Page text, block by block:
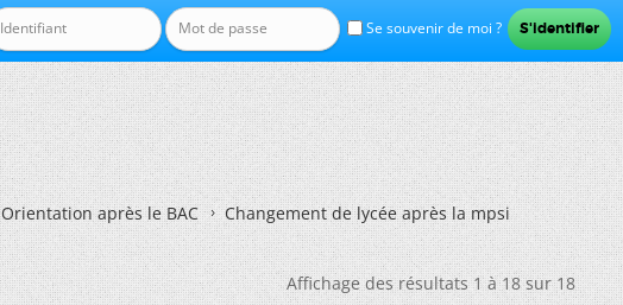
Se souvenir de moi ?
Orientation après le BAC Changement de lycée après la mpsi
Affichage des résultats 1 à 18 sur 18